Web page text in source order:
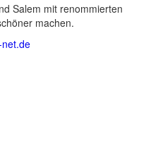
Salem mit renommierten
machen.